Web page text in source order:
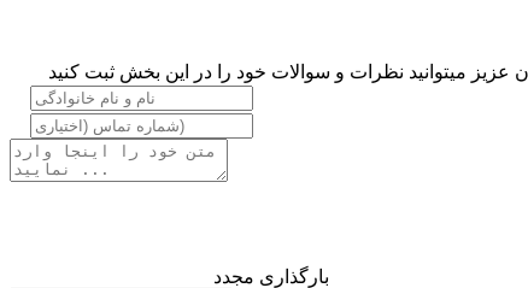
عزیز میتوانید نظرات و سوالات خود را در این بخش ثبت کنید
بارگذاری مجدد